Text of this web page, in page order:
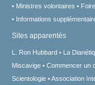
Ministres volontaires
Informations
Sites apparentés
L. Ron Hubbard La
Miscavige
Commencer un
Scientologie
Association